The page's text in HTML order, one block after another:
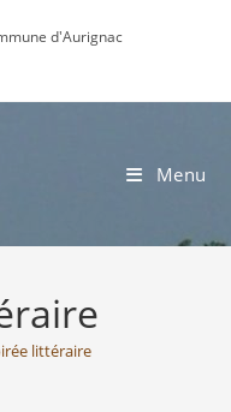
d'Aurignac
Menu
littéraire